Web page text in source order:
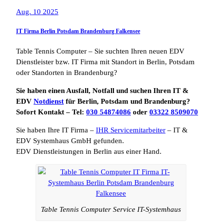
Aug. 10 2025
IT Firma Berlin Potsdam Brandenburg Falkensee
Table Tennis Computer – Sie suchten Ihren neuen EDV
Dienstleister bzw. IT Firma mit Standort in Berlin, Potsdam
oder Standorten in Brandenburg?
Sie haben einen Ausfall, Notfall und suchen Ihren IT &
EDV Notdienst für Berlin, Potsdam und Brandenburg?
Sofort Kontakt – Tel: 030 54874086 oder 03322 8509070
Sie haben Ihre IT Firma – IHR Servicemitarbeiter – IT &
EDV Systemhaus GmbH gefunden.
EDV Dienstleistungen in Berlin aus einer Hand.
Table Tennis Computer Service IT-Systemhaus